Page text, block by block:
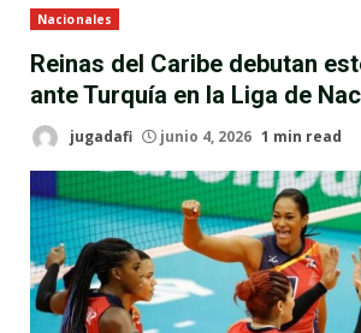
Nacionales
Reinas del Caribe debutan
ante Turquía en la Liga de
jugadafi junio 4, 2026 1 min read